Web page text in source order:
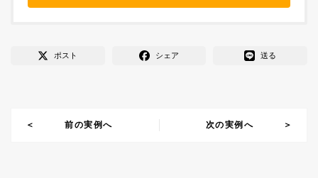
ポスト シェア 送る
前の実例へ 次の実例へ